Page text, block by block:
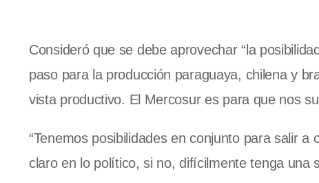
Consideró que se debe aprovechar “la
paso para la producción paraguaya, chilena y
vista productivo. El Mercosur es para que nos
“Tenemos posibilidades en conjunto para salir
claro en lo político, si no, difícilmente tenga una